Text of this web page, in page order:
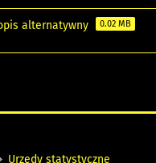
alternatywny 0.02 MB
Urzędy statystyczne